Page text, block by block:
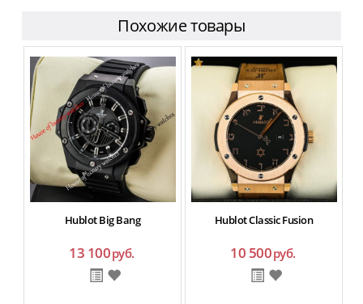
Похожие товары
Hublot Big Bang
13 100руб.
Hublot Classic Fusion
10 500руб.